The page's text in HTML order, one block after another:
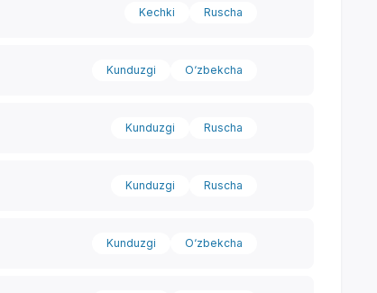
Kechki Ruscha
Kunduzgi O‘zbekcha
Kunduzgi Ruscha
Kunduzgi Ruscha
Kunduzgi O‘zbekcha